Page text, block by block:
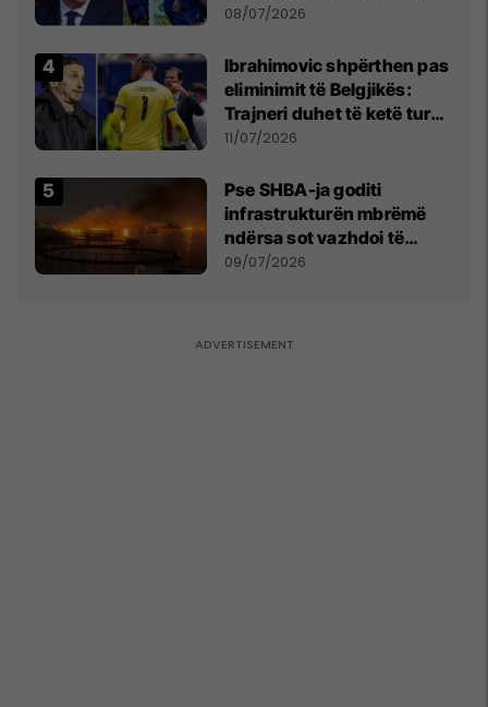
Kupën e Botës
08/07/2026
Ibrahimovic shpërthen pas
eliminimit të Belgjikës:
Trajneri duhet të ketë turp,
ai lojtar se meritoi të luante
11/07/2026
Pse SHBA-ja goditi
infrastrukturën mbrëmë
ndërsa sot vazhdoi të
zmbrapsë sulmet iraniane
09/07/2026